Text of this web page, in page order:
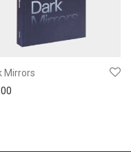
Mirrors